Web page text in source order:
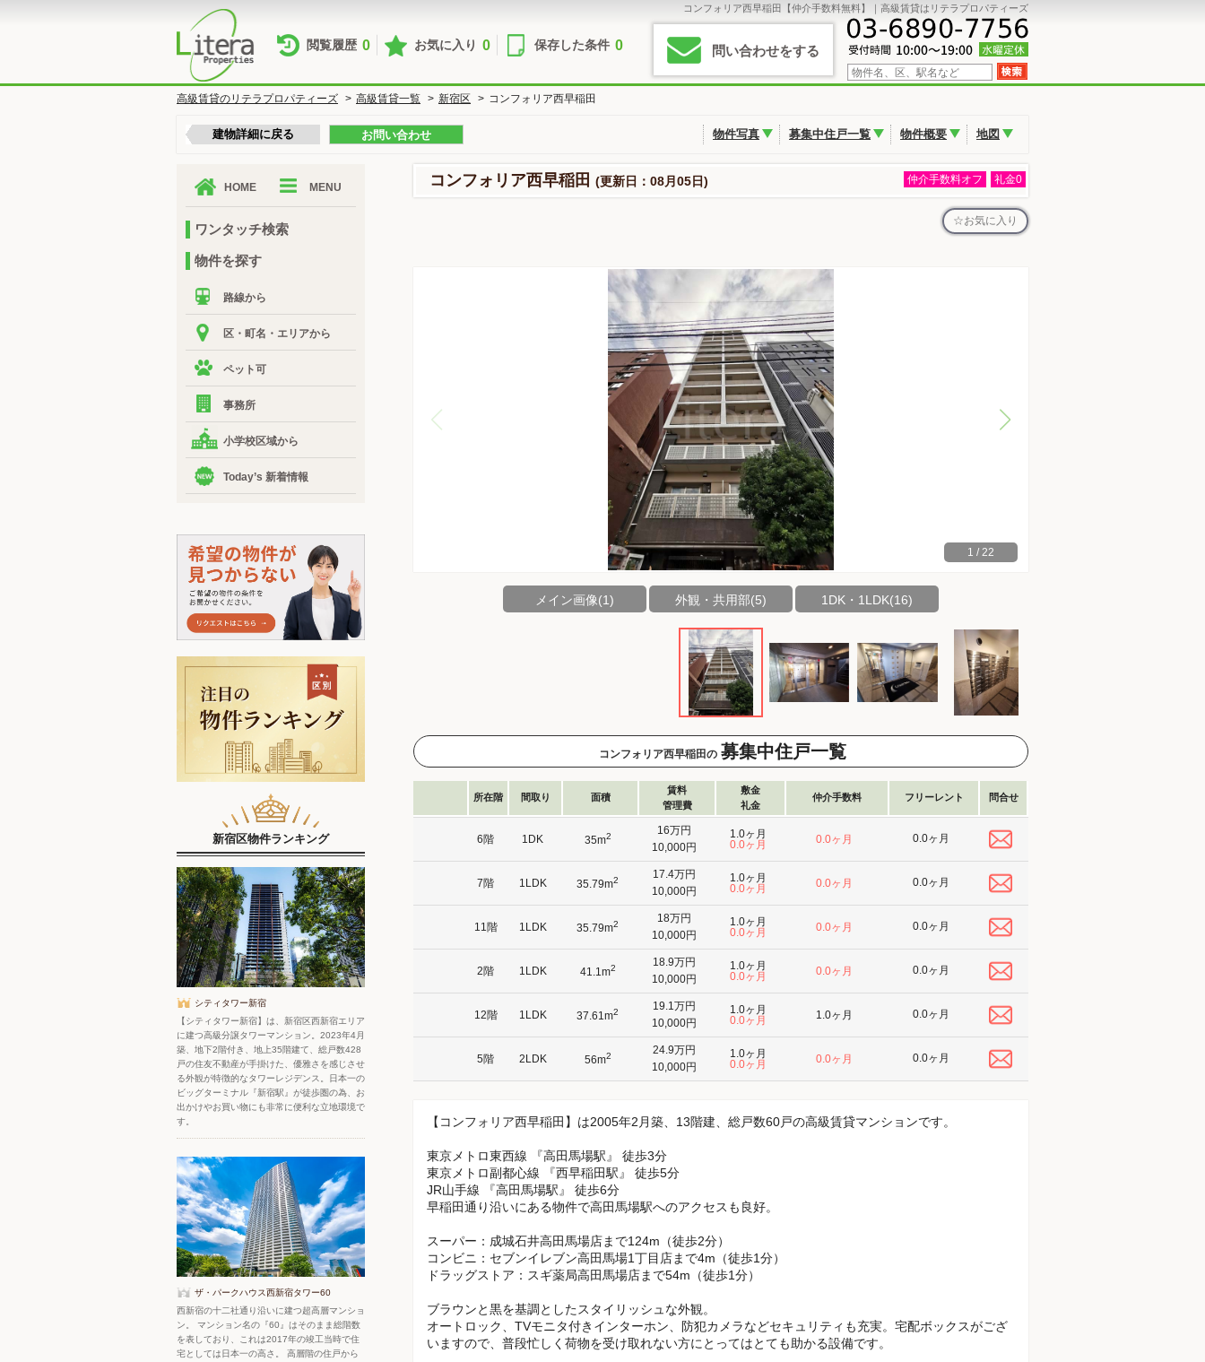
コンフォリア西早稲田【仲介手数料無料】｜高級賃貸はリテラプロパティーズ
閲覧履歴 0 お気に入り 0 保存した条件 0 問い合わせをする
高級賃貸のリテラプロパティーズ > 高級賃貸一覧 > 新宿区 > コンフォリア西早稲田
建物詳細に戻る お問い合わせ 物件写真 募集中住戸一覧 物件概要 地図
コンフォリア西早稲田 (更新日：08月05日) 仲介手数料オフ 礼金0
お気に入り
1 / 22
メイン画像(1) 外観・共用部(5) 1DK・1LDK(16)
コンフォリア西早稲田の 募集中住戸一覧
所在階 間取り 面積
賃料
管理費
敷金
礼金
仲介手数料 フリーレント 問合せ
16万円
10,000円
1.0ヶ月
0.0ヶ月
0.0ヶ月 0.0ヶ月
6階 1DK 35m2
17.4万円
10,000円
1.0ヶ月
0.0ヶ月
0.0ヶ月 0.0ヶ月
7階 1LDK 35.79m2
18万円
10,000円
1.0ヶ月
0.0ヶ月
0.0ヶ月 0.0ヶ月
11階 1LDK 35.79m2
18.9万円
10,000円
1.0ヶ月
0.0ヶ月
0.0ヶ月 0.0ヶ月
2階 1LDK 41.1m2
19.1万円
10,000円
1.0ヶ月
0.0ヶ月
1.0ヶ月 0.0ヶ月
12階 1LDK 37.61m2
24.9万円
10,000円
1.0ヶ月
0.0ヶ月
0.0ヶ月 0.0ヶ月
5階 2LDK 56m2
【コンフォリア西早稲田】は2005年2月築、13階建、総戸数60戸の高級賃貸マンションです。
東京メトロ東西線 『高田馬場駅』 徒歩3分
東京メトロ副都心線 『西早稲田駅』 徒歩5分
JR山手線 『高田馬場駅』 徒歩6分
早稲田通り沿いにある物件で高田馬場駅へのアクセスも良好。
スーパー：成城石井高田馬場店まで124m（徒歩2分）
コンビニ：セブンイレブン高田馬場1丁目店まで4m（徒歩1分）
ドラッグストア：スギ薬局高田馬場店まで54m（徒歩1分）
ブラウンと黒を基調としたスタイリッシュな外観。
オートロック、TVモニタ付きインターホン、防犯カメラなどセキュリティも充実。宅配ボックスがござ
いますので、普段忙しく荷物を受け取れない方にとってはとても助かる設備です。
HOME MENU
ワンタッチ検索
物件を探す
路線から
区・町名・エリアから
ペット可
事務所
小学校区域から
Today’s 新着情報
新宿区物件ランキング
シティタワー新宿
【シティタワー新宿】は、新宿区西新宿エリア
に建つ高級分譲タワーマンション。2023年4月
築、地下2階付き、地上35階建て、総戸数428
戸の住友不動産が手掛けた、優雅さを感じさせ
る外観が特徴的なタワーレジデンス。日本一の
ビッグターミナル『新宿駅』が徒歩圏の為、お
出かけやお買い物にも非常に便利な立地環境で
す。
ザ・パークハウス西新宿タワー60
西新宿の十二社通り沿いに建つ超高層マンショ
ン。 マンション名の『60』はそのまま総階数
を表しており、これは2017年の竣工当時で住
宅としては日本一の高さ。 高層階の住戸から